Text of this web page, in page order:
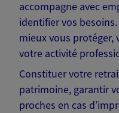
accompagne avec
identifier vos
mieux vous protéger,
votre activité
Constituer votre
patrimoine, garantir
proches en cas